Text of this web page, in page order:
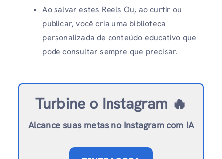
Ao salvar estes Reels Ou, ao curtir ou
publicar, você cria uma biblioteca
personalizada de conteúdo educativo que
pode consultar sempre que precisar.
Turbine o Instagram 🔥
Alcance suas metas no Instagram com IA